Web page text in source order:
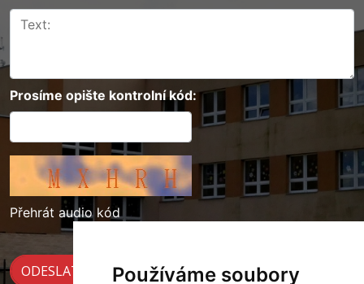
Používáme soubory
Prosíme opište kontrolní kód:
Přehrát audio kód